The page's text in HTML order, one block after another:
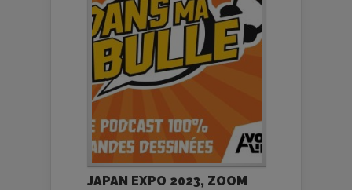
JAPAN EXPO 2023, ZOOM